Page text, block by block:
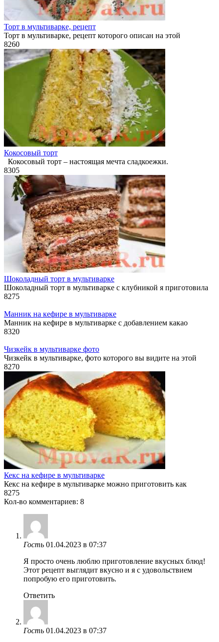
Торт в мультиварке, рецепт
Торт в мультиварке, рецепт которого описан на этой
8260
Кокосовый торт
Кокосовый торт – настоящая мечта сладкоежки.
8305
Шоколадный торт в мультиварке
Шоколадный торт в мультиварке с клубникой я приготовила
8275
Манник на кефире в мультиварке
Манник на кефире в мультиварке с добавлением какао
8320
Чизкейк в мультиварке фото
Чизкейк в мультиварке, фото которого вы видите на этой
8270
Кекс на кефире в мультиварке
Кекс на кефире в мультиварке можно приготовить как
8275
Кол-во комментариев: 8
Гость 01.04.2023 в 07:37
Я просто очень люблю приготовление вкусных блюд!
Этот рецепт выглядит вкусно и я с удовольствием
попробую его приготовить.
Ответить
Гость 01.04.2023 в 07:37